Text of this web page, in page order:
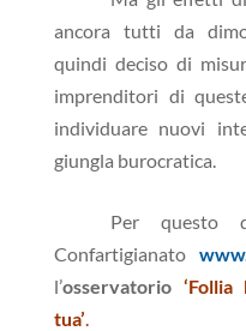
ancora tutti da
quindi deciso di
imprenditori di
individuare nuovi
giungla burocratica.
Per questo
Confartigianato
l’osservatorio‘Follia
tua’.